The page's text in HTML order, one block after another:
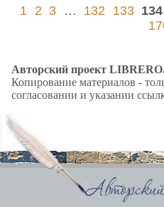
1 2 3 … 132 133 134
Авторский проект
Копирование материалов -
согласовании и указании